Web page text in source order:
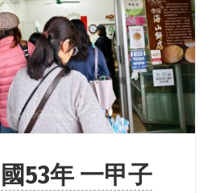
53年 一甲子